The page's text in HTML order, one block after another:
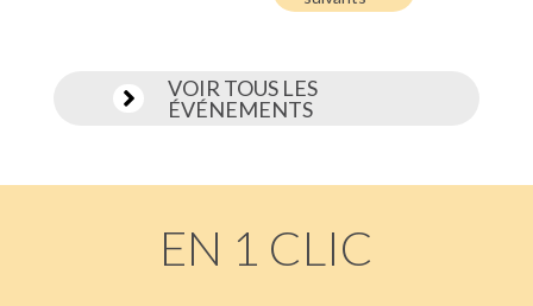

VOIR TOUS LES
ÉVÉNEMENTS
EN 1 CLIC